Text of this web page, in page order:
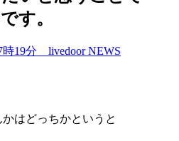
す。
時19分 livedoor NEWS
はどっちかというと